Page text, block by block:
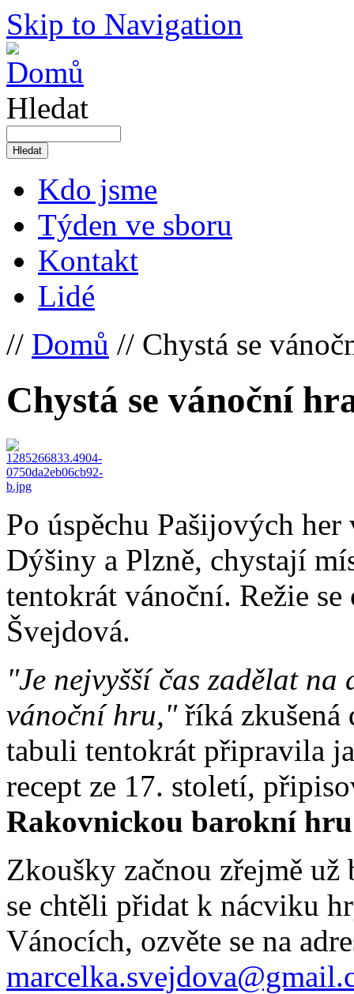
Skip to Navigation
Hledat
Kdo jsme
Týden ve sboru
Kontakt
Lidé
// Domů // Chystá se
Chystá se vánoční
Po úspěchu Pašijových
Dýšiny a Plzně, chystají
tentokrát vánoční. Režie
Švejdová.
"Je nejvyšší čas zadělat
vánoční hru,"říká zkušená
tabuli tentokrát připravila
recept ze 17. století,
Rakovnickou barokní
Zkoušky začnou zřejmě
se chtěli přidat k nácviku
Vánocích, ozvěte se na